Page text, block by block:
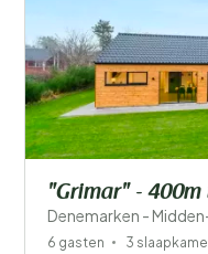
"Grimar" -
Denemarken -
6 gasten 3